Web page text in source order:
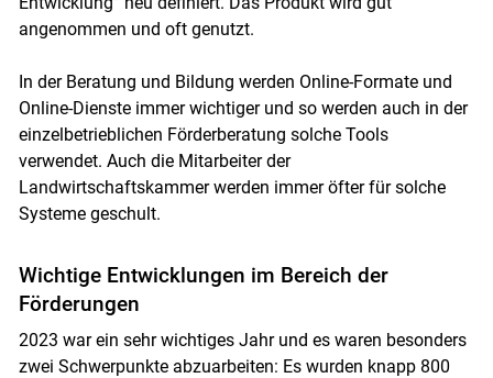
angenommen und oft genutzt.
In der Beratung und Bildung werden Online-Formate und
Online-Dienste immer wichtiger und so werden auch in der
einzelbetrieblichen Förderberatung solche Tools
verwendet. Auch die Mitarbeiter der
Landwirtschaftskammer werden immer öfter für solche
Systeme geschult.
Wichtige Entwicklungen im Bereich der
Förderungen
2023 war ein sehr wichtiges Jahr und es waren besonders
zwei Schwerpunkte abzuarbeiten: Es wurden knapp 800